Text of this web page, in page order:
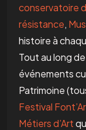
conservatoire
résistance,
histoire à
Tout au long
événements
Patrimoine
Festival
Métiers d’Art